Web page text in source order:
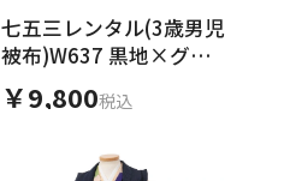
七五三レンタル(3歳男児
被布)W637 黒地×グリ
ーン ダイナソー
￥9,800税込